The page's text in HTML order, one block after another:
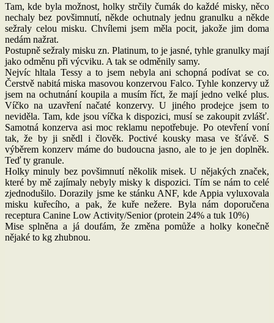
Tam, kde byla možnost, holky strčily čumák do každé misky, něco
nechaly bez povšimnutí, někde ochutnaly jednu granulku a někde
sežraly celou misku. Chvílemi jsem měla pocit, jakože jim doma
nedám nažrat.
Postupně sežraly misku zn. Platinum, to je jasné, tyhle granulky mají
jako odměnu při výcviku. A tak se odměnily samy.
Nejvíc hltala Tessy a to jsem nebyla ani schopná podívat se co.
Čerstvě nabitá miska masovou konzervou Falco. Tyhle konzervy už
jsem na ochutnání koupila a musím říct, že mají jedno velké plus.
Víčko na uzavření načaté konzervy. U jiného prodejce jsem to
neviděla. Tam, kde jsou víčka k dispozici, musí se zakoupit zvlášť.
Samotná konzerva asi moc reklamu nepotřebuje. Po otevření voní
tak, že by ji snědl i člověk. Poctivé kousky masa ve šťávě. S
výběrem konzerv máme do budoucna jasno, ale to je jen doplněk.
Teď ty granule.
Holky minuly bez povšimnutí několik misek. U nějakých značek,
které by mě zajímaly nebyly misky k dispozici. Tím se nám to celé
zjednodušilo. Dorazily jsme ke stánku ANF, kde Appia vyluxovala
misku kuřecího, a pak, že kuře nežere. Byla nám doporučena
receptura Canine Low Activity/Senior (protein 24% a tuk 10%)
Mise splněna a já doufám, že změna pomůže a holky konečně
nějaké to kg zhubnou.